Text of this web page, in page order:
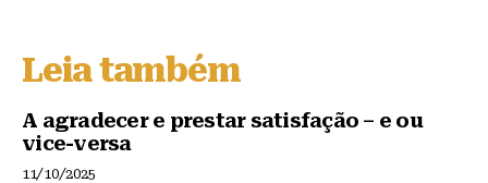
s
k
y
e
b
o
s
A
p
Leia também
A agradecer e prestar satisfação – e ou
vice-versa
11/10/2025